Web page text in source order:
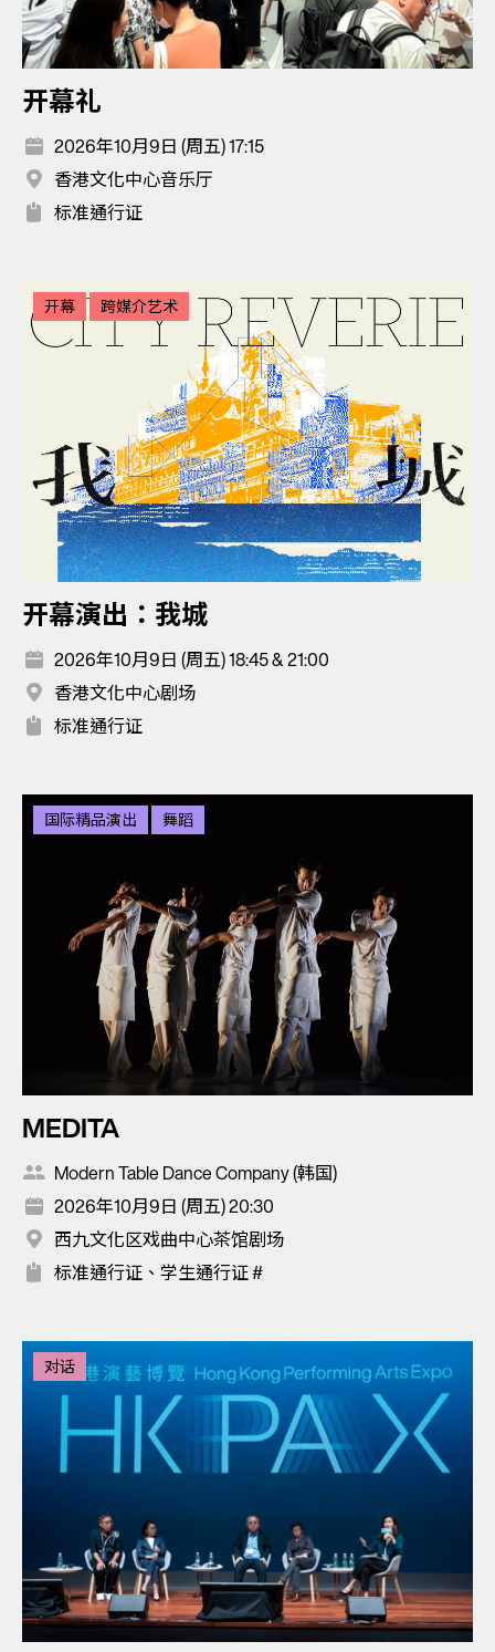
开幕礼
2026年10月9日 (周五) 17:15
香港文化中心音乐厅
标准通行证
开幕 跨媒介艺术
开幕演出：我城
2026年10月9日 (周五) 18:45 & 21:00
香港文化中心剧场
标准通行证
国际精品演出 舞蹈
MEDITA
Modern Table Dance Company (韩国)
2026年10月9日 (周五) 20:30
西九文化区戏曲中心茶馆剧场
标准通行证、学生通行证 #
对话